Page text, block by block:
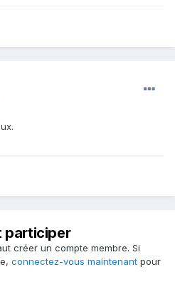
participer
créer un compte membre. Si
connectez-vous maintenant pour